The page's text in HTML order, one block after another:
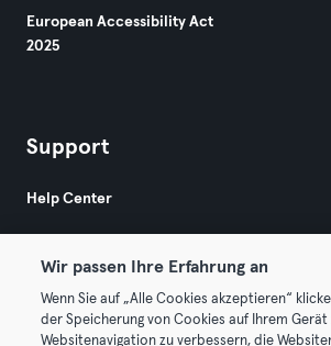
European Accessibility Act
2025
Support
Help Center
Wir passen Ihre Erfahrung an
Wenn Sie auf „Alle Cookies akzeptieren“
der Speicherung von Cookies auf Ihrem Gerät
Websitenavigation zu verbessern, die